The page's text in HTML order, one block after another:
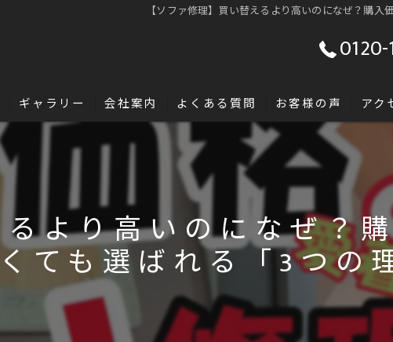
【ソファ修理】買い替えるより高いのになぜ？購入
ギャラリー 会社案内
名古屋・浜松で革修理の独立・開業を目指す「レシッズ職
よくある質問
革の豆知識
お客様の声 アク
より高いのになぜ？
ても選ばれる「3つの